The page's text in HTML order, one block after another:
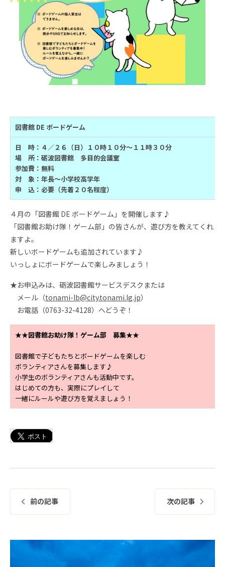
図書館 DE ボードゲーム
日 時：４／２６（日）１０時１０分～１１時３０分
場 所：砺波図書館 多目的会議室
参加費： 無料
対 象：年長～小学校高学年
申 込：必要（先着２０名程度）
４月の「図書館 DE ボードゲーム」を開催します♪
「図書館お助け隊！ゲーム部」の皆さんが、遊び方を教えてくれ
ますよ。
新しいボードゲームも追加されています♪
いっしょにボードゲームで楽しみましょう！
★お申込みは、砺波図書館サービスデスクまたは
メール（tonami-lb@city.tonami.lg.jp）
お電話（0763-32-4128）へどうぞ！
★★図書館お助け隊！ゲーム部 募集★★
図書館で子どもたちとボードゲームを楽しむ
ボランティアさんを募集します♪
小学生のボランティアさんも活動中です。
はじめての方も、実際にプレイして
一緒にルールや遊び方を覚えましょう！
前の記事 次の記事